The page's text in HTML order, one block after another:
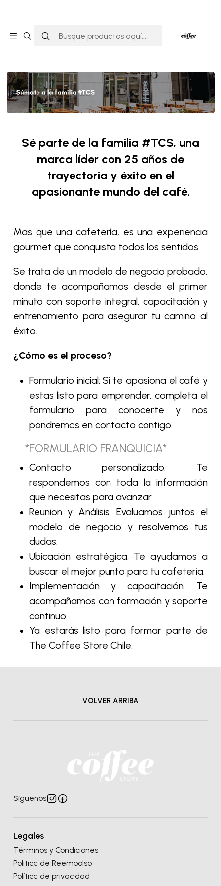
FRANQUICIAS
Sé parte de la familia #TCS, una
marca líder con 25 años de
trayectoria y éxito en el
apasionante mundo del café.
Mas que una cafetería, es una experiencia
gourmet que conquista todos los sentidos.
Se trata de un modelo de negocio probado,
donde te acompañamos desde el primer
minuto con soporte integral, capacitación y
entrenamiento para asegurar tu camino al
éxito.
¿Cómo es el proceso?
Formulario inicial: Si te apasiona el café y
estas listo para emprender, completa el
formulario para conocerte y nos
pondremos en contacto contigo.
*FORMULARIO FRANQUICIA*
Contacto personalizado: Te
respondemos con toda la información
que necesitas para avanzar.
Reunion y Análisis: Evaluamos juntos el
modelo de negocio y resolvemos tus
dudas.
Ubicación estratégica: Te ayudamos a
buscar el mejor punto para tu cafetería.
Implementación y capacitación: Te
acompañamos con formación y soporte
continuo.
Ya estarás listo para formar parte de
The Coffee Store Chile.
VOLVER ARRIBA
Síguenos
Legales
Términos y Condiciones
Politica de Reembolso
Política de privacidad